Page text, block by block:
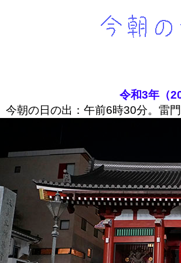
令和3年（
今朝の日の出：午前6時30分。雷